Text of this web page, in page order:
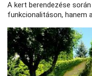
A kert berendezése
funkcionalitáson, hanem